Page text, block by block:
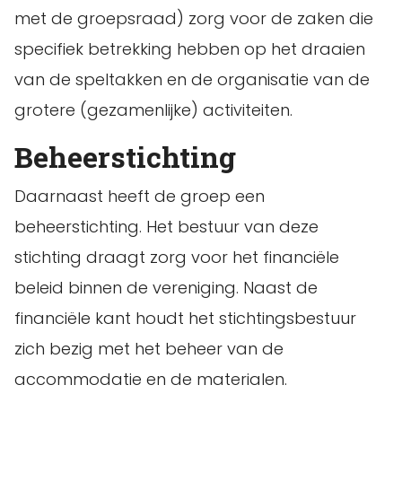
met de groepsraad) zorg voor de zaken die
specifiek betrekking hebben op het draaien
van de speltakken en de organisatie van de
grotere (gezamenlijke) activiteiten.
Beheerstichting
Daarnaast heeft de groep een
beheerstichting. Het bestuur van deze
stichting draagt zorg voor het financiële
beleid binnen de vereniging. Naast de
financiële kant houdt het stichtingsbestuur
zich bezig met het beheer van de
accommodatie en de materialen.